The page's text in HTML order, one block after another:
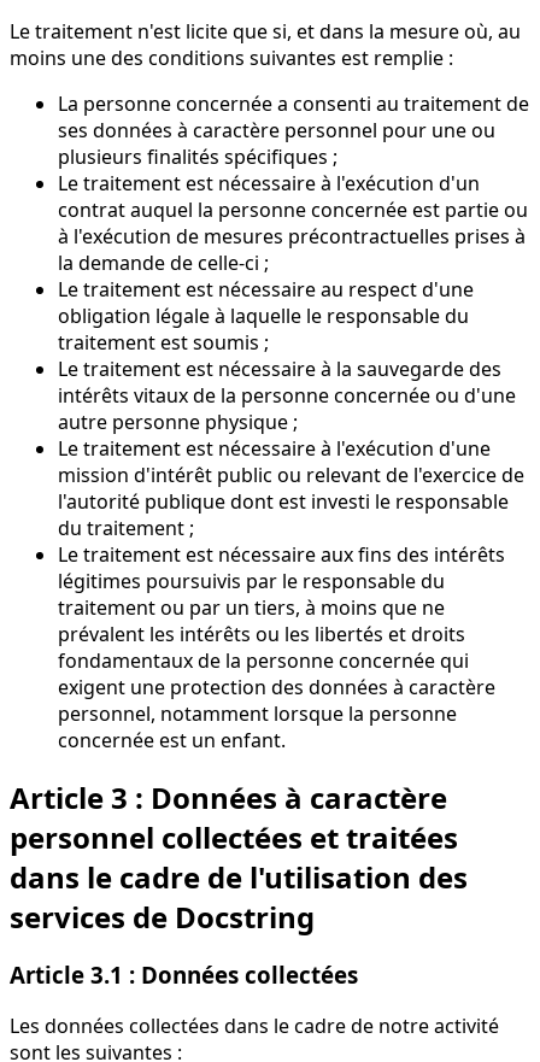
Le traitement n'est licite que si, et dans la mesure où, au
moins une des conditions suivantes est remplie :
La personne concernée a consenti au traitement de
ses données à caractère personnel pour une ou
plusieurs finalités spécifiques ;
Le traitement est nécessaire à l'exécution d'un
contrat auquel la personne concernée est partie ou
à l'exécution de mesures précontractuelles prises à
la demande de celle-ci ;
Le traitement est nécessaire au respect d'une
obligation légale à laquelle le responsable du
traitement est soumis ;
Le traitement est nécessaire à la sauvegarde des
intérêts vitaux de la personne concernée ou d'une
autre personne physique ;
Le traitement est nécessaire à l'exécution d'une
mission d'intérêt public ou relevant de l'exercice de
l'autorité publique dont est investi le responsable
du traitement ;
Le traitement est nécessaire aux fins des intérêts
légitimes poursuivis par le responsable du
traitement ou par un tiers, à moins que ne
prévalent les intérêts ou les libertés et droits
fondamentaux de la personne concernée qui
exigent une protection des données à caractère
personnel, notamment lorsque la personne
concernée est un enfant.
Article 3 : Données à caractère
personnel collectées et traitées
dans le cadre de l'utilisation des
services de Docstring
Article 3.1 : Données collectées
Les données collectées dans le cadre de notre activité
sont les suivantes :